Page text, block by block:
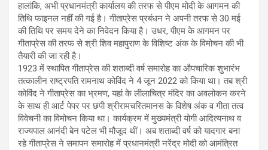
हालांकि, अभी प्रधानमंत्री कार्यालय की तरफ से पीएम मोदी के आगमन की
तिथि फाइनल नहीं की गई है। गीताप्रेस प्रबंधन ने अपनी तरफ से 30 मई
की तिथि पर समय देने का निवेदन किया है। उधर, पीएम के आगमन पर
गीताप्रेस की तरफ से श्री शिव महापुराण के विशिष्ट अंक के विमोचन की भी
तैयारी की जा रही है।
1923 में स्थापित गीताप्रेस की शताब्दी वर्ष समारोह का औपचारिक शुभारंभ
तत्कालीन राष्ट्रपति रामनाथ कोविंद ने 4 जून 2022 को किया था। तब श्री
कोविंद ने गीताप्रेस का भ्रमण, यहां के लीलाचित्र मंदिर का अवलोकन करने
के साथ ही आर्ट पेपर पर छपी श्रीरामचरितमानस के विशेष अंक व गीता तत्व
विवेचनी का विमोचन किया था। कार्यक्रम में मुख्यमंत्री योगी आदित्यनाथ व
राज्यपाल आनंदी बेन पटेल भी मौजूद थीं। अब शताब्दी वर्ष को यादगार बना
रहे गीताप्रेस ने समापन समारोह में प्रधानमंत्री नरेंद्र मोदी को आमंत्रित